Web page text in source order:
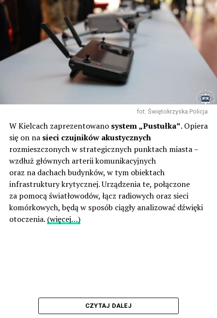
fot. Świętokrzyska Policja
W Kielcach zaprezentowano system „Pustułka”. Opiera
się on na sieci czujników akustycznych
rozmieszczonych w strategicznych punktach miasta –
wzdłuż głównych arterii komunikacyjnych
oraz na dachach budynków, w tym obiektach
infrastruktury krytycznej. Urządzenia te, połączone
za pomocą światłowodów, łącz radiowych oraz sieci
komórkowych, będą w sposób ciągły analizować dźwięki
otoczenia. (więcej…)
CZYTAJ DALEJ